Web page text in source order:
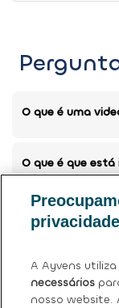
O que é uma
O que é que
Posso devolver
Tem mais
privacidade
A Ayvens utiliza
necessários
nosso website.